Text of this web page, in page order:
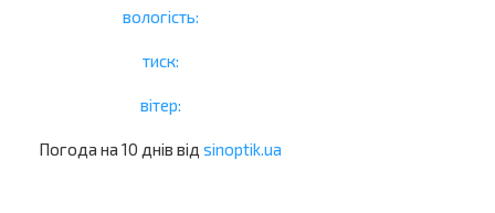
вологість:
тиск:
вітер:
Погода на 10 днів від sinoptik.ua